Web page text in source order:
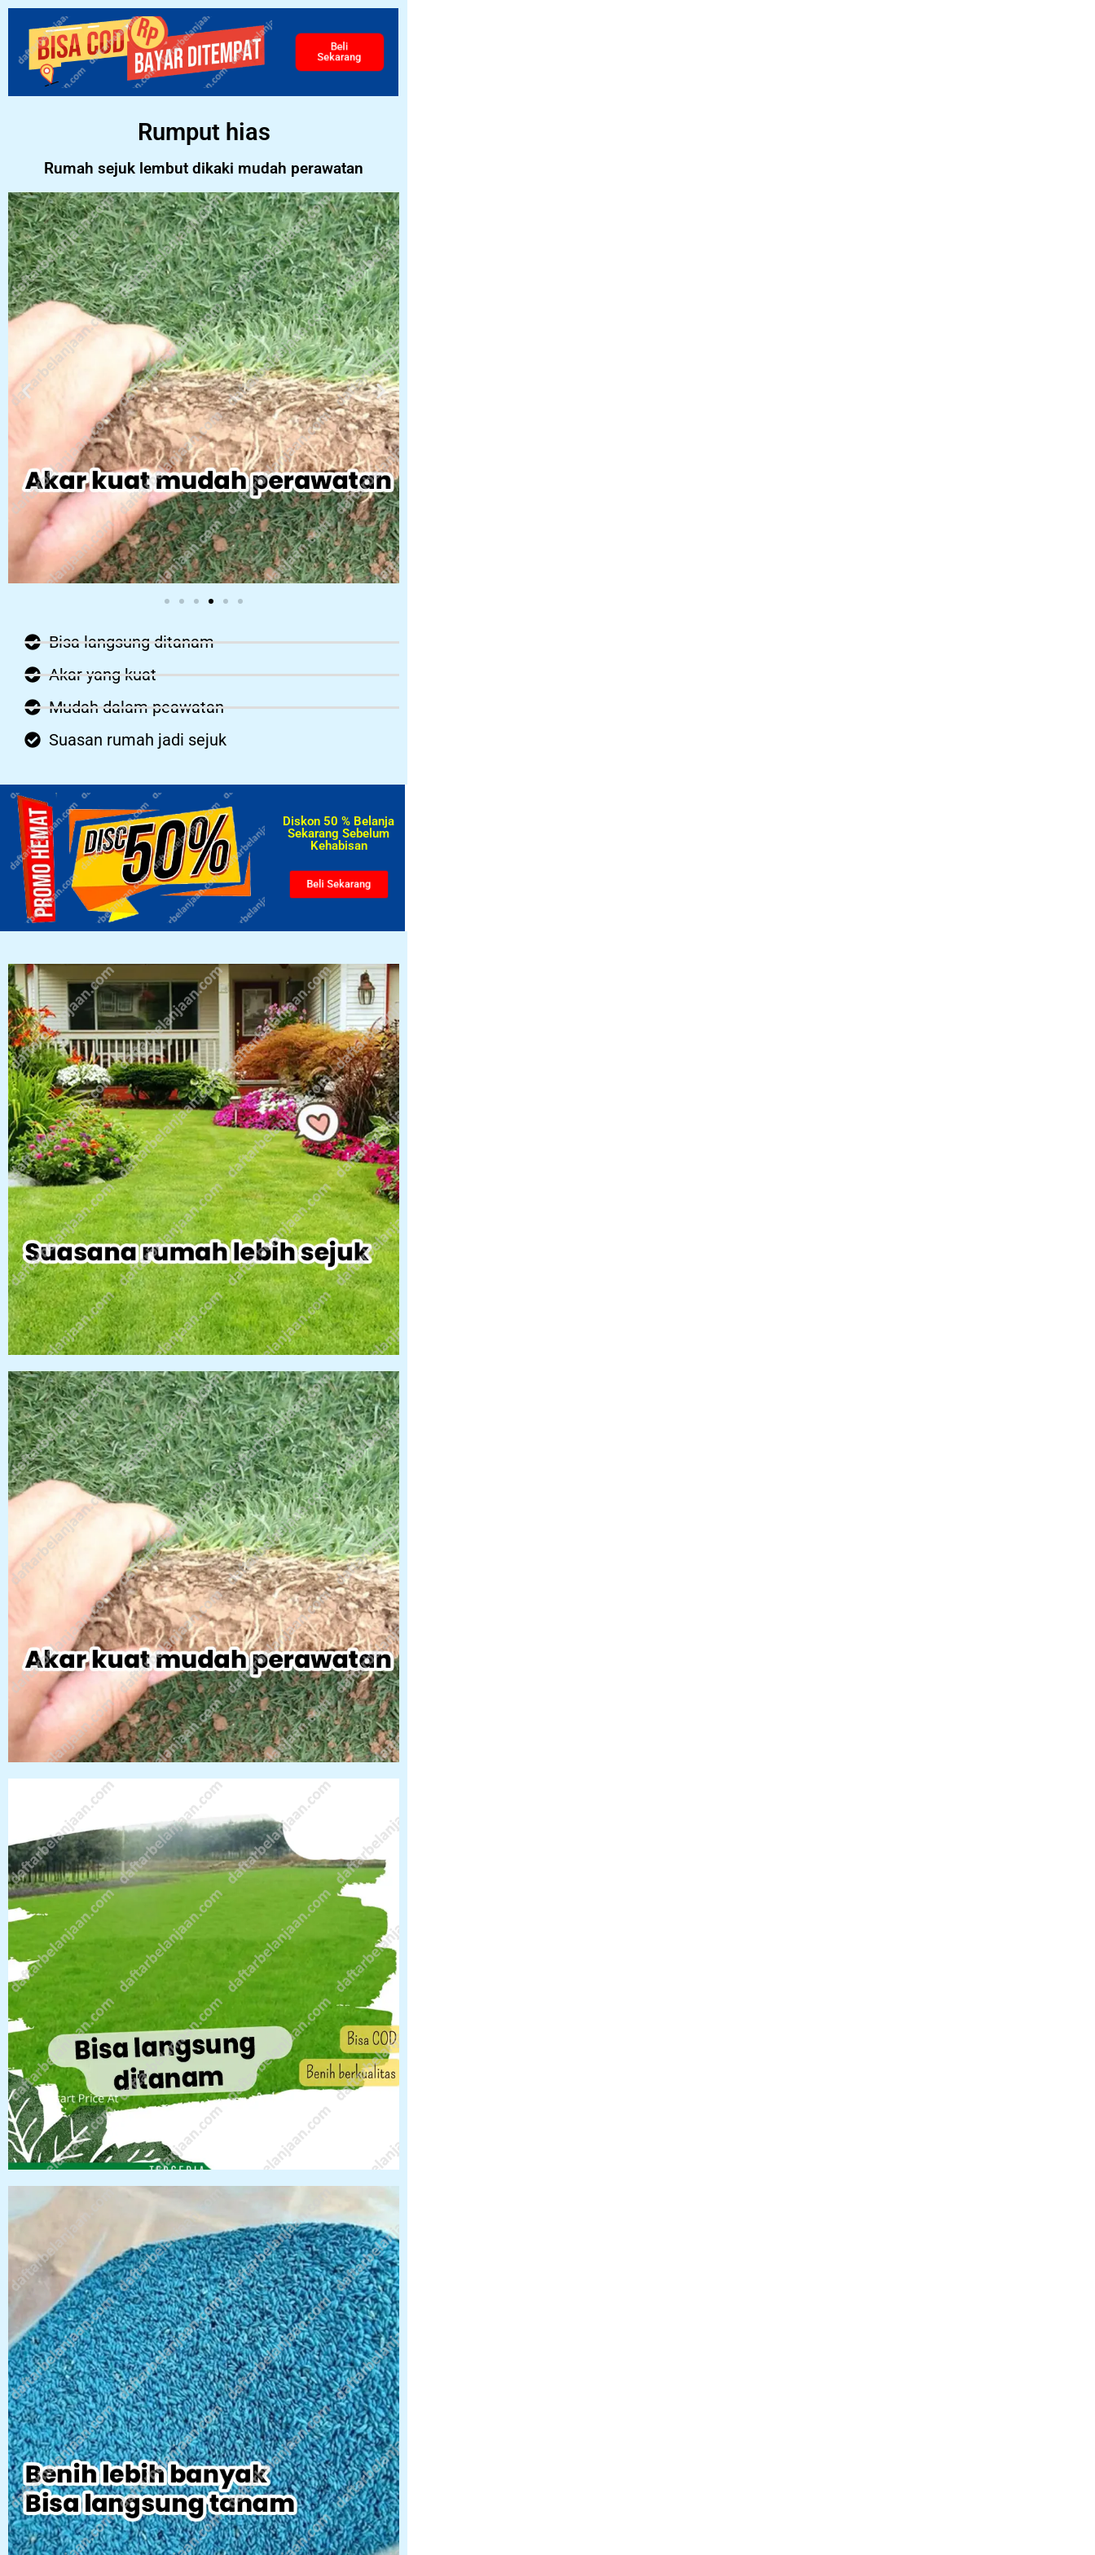
Beli
Sekarang
Rumput hias
Rumah sejuk lembut dikaki mudah perawatan
Bisa langsung ditanam
Akar yang kuat
Mudah dalam peawatan
Suasan rumah jadi sejuk
Diskon 50 % Belanja
Sekarang Sebelum
Kehabisan​
Beli Sekarang